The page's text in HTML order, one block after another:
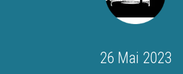
26 Mai 2023